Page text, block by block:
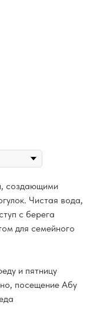
создающими
Чистая вода,
с берега
для семейного
и пятницу
посещение Абу